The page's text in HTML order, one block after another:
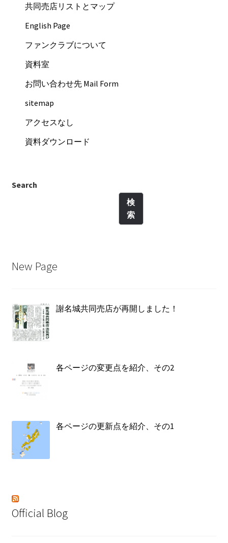
共同売店リストとマップ
English Page
ファンクラブについて
資料室
お問い合わせ先 Mail Form
sitemap
アクセスなし
資料ダウンロード
Search
検
索
New Page
謝名城共同売店が再開しました！
各ページの変更点を紹介、その2
各ページの更新点を紹介、その1
Official Blog